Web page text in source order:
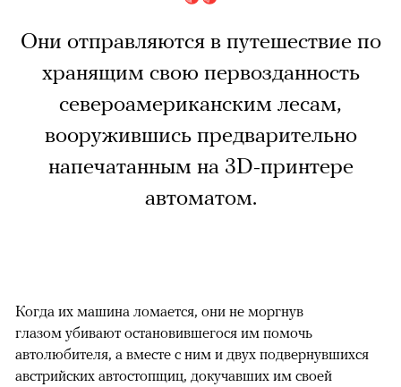
Они отправляются в путешествие по
хранящим свою первозданность
североамериканским лесам,
вооружившись предварительно
напечатанным на 3D-принтере
автоматом.
Когда их машина ломается, они не моргнув
глазом убивают остановившегося им помочь
автолюбителя, а вместе с ним и двух подвернувшихся
австрийских автостопщиц, докучавших им своей